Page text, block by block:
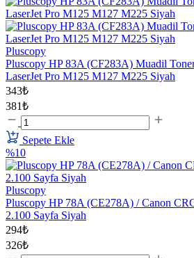
Pluscopy
Pluscopy HP 83A (CF283A) Muadil
LaserJet Pro M125 M127 M225 Siyah
343₺
381₺
Sepete Ekle
%10
Pluscopy
Pluscopy HP 78A (CE278A) / Canon
2.100 Sayfa Siyah
294₺
326₺